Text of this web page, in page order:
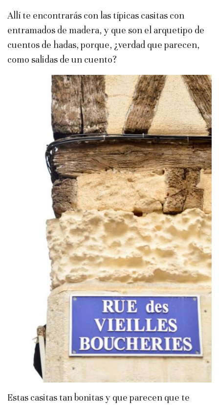
Allí te encontrarás con las típicas casitas con
entramados de madera, y que son el arquetipo de
cuentos de hadas, porque, ¿verdad que parecen,
como salidas de un cuento?
Estas casitas tan bonitas y que parecen que te